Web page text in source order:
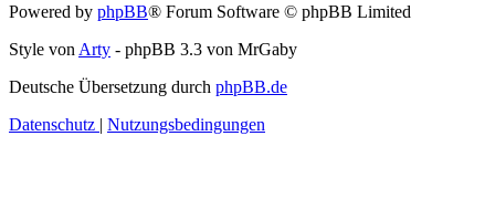
Powered by phpBB® Forum Software © phpBB Limited
Style von Arty - phpBB 3.3 von MrGaby
Deutsche Übersetzung durch phpBB.de
Datenschutz | Nutzungsbedingungen